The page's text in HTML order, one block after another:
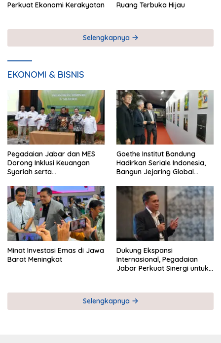
Perkuat Ekonomi Kerakyatan
Ruang Terbuka Hijau
Selengkapnya
EKONOMI & BISNIS
Pegadaian Jabar dan MES
Dorong Inklusi Keuangan
Syariah serta
Goethe Institut Bandung
Hadirkan Seriale Indonesia,
Bangun Jejaring Global
Minat Investasi Emas di Jawa
Barat Meningkat
Dukung Ekspansi
Internasional, Pegadaian
Jabar Perkuat Sinergi untuk
Selengkapnya